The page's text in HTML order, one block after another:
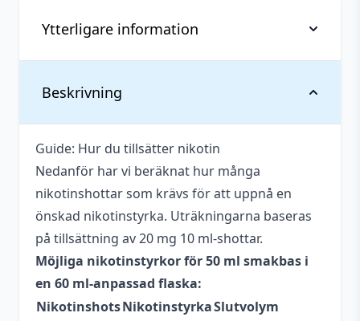
Beskrivning
Guide: Hur du tillsätter nikotin
Nedanför har vi beräknat hur många
nikotinshottar som krävs för att uppnå en
önskad nikotinstyrka. Uträkningarna baseras
på tillsättning av 20 mg 10 ml-shottar.
Möjliga nikotinstyrkor för 50 ml smakbas i
en 60 ml-anpassad flaska:
NikotinshotsNikotinstyrkaSlutvolym
Ytterligare information
Vikt
Anpassad för
nikotinstyrka
Antal
1 st
Antal ml
50 ml
Beskrivande
Fruktig,Söt
Blandning
70VG / 30PG
Flaskstorlek
60 ml